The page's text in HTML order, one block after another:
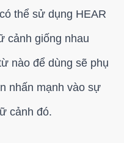
thể sử dụng HEAR
cảnh giống nhau
nào để dùng sẽ phụ
nhấn mạnh vào sự
cảnh đó.